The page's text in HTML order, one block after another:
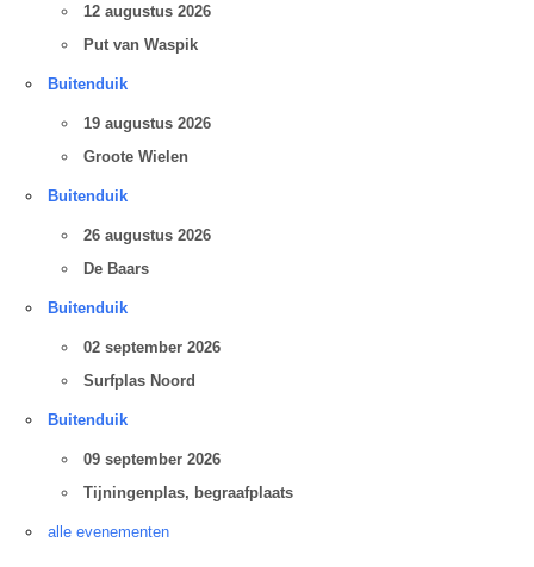
12 augustus 2026
Put van Waspik
Buitenduik
19 augustus 2026
Groote Wielen
Buitenduik
26 augustus 2026
De Baars
Buitenduik
02 september 2026
Surfplas Noord
Buitenduik
09 september 2026
Tijningenplas, begraafplaats
alle evenementen